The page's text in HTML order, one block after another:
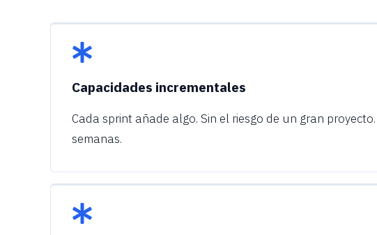
Capacidades incrementales
Cada sprint añade algo. Sin el riesgo de un gran
semanas.